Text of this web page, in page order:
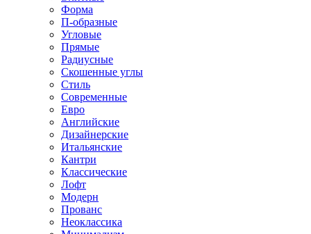
Форма
П-образные
Угловые
Прямые
Радиусные
Скошенные углы
Стиль
Современные
Евро
Английские
Дизайнерские
Итальянские
Кантри
Классические
Лофт
Модерн
Прованс
Неоклассика